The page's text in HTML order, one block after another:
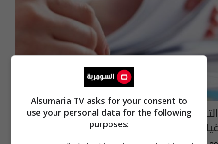
التقاليد تحصر النساء بوظائف محددة.. تقرير يرصد
غياب التوازن "الجندري" في الوزارات
Alsumaria TV asks for your consent to
use your personal data for the following
purposes: